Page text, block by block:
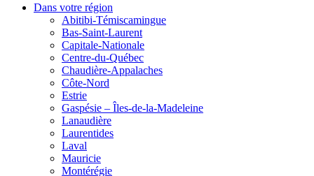
Dans votre région
Abitibi-Témiscamingue
Bas-Saint-Laurent
Capitale-Nationale
Centre-du-Québec
Chaudière-Appalaches
Côte-Nord
Estrie
Gaspésie – Îles-de-la-Madeleine
Lanaudière
Laurentides
Laval
Mauricie
Montérégie